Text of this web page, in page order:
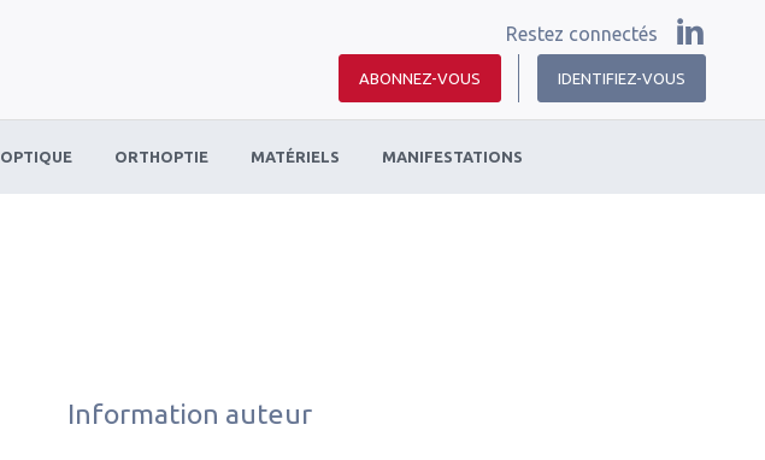
Restez connectés
ABONNEZ-VOUS IDENTIFIEZ-VOUS
OPTIQUE ORTHOPTIE MATÉRIELS MANIFESTATIONS
Information auteur